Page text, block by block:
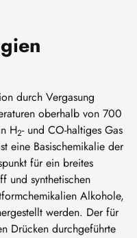
durch Vergasung
oberhalb von 700
H2- und CO-haltiges Gas
eine Basischemikalie der
für ein breites
und synthetischen
Alkohole,
werden. Der für
Drücken durchgeführte